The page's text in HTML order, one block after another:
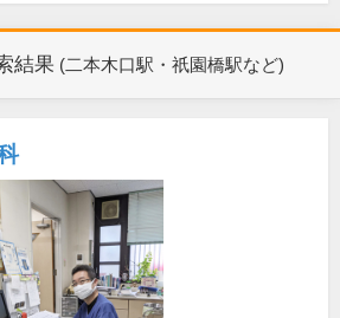
結果 (二本木口駅・祇園橋駅など)